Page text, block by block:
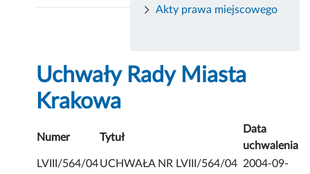
Akty prawa miejscowego
Uchwały Rady Miasta
Krakowa
Numer Tytuł
Data
uchwalenia
LVIII/564/04UCHWAŁA NR LVIII/564/04 2004-09-